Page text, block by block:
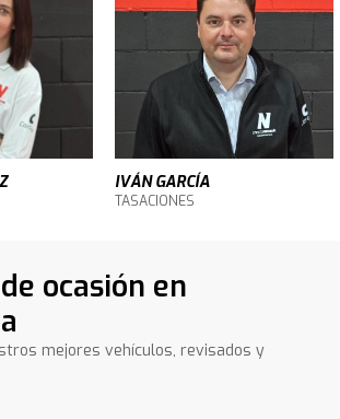
IVÁN GARCÍA
TASACIONES
ocasión en
mejores vehículos, revisados y